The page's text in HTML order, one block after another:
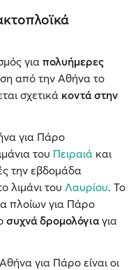
για πολυήμερες
από την Αθήνα το
σχετικά κοντά στην
για Πάρο
του Πειραιά και
την εβδομάδα
λιμάνι του Λαυρίου. Το
πλοίων για Πάρο
συχνά δρομολόγιαγια
για Πάρο είναι οι